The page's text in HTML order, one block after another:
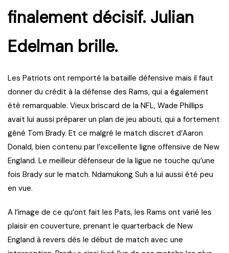
finalement décisif. Julian
Edelman brille.
Les Patriots ont remporté la bataille défensive mais il faut
donner du crédit à la défense des Rams, qui a également
été remarquable. Vieux briscard de la NFL, Wade Phillips
avait lui aussi préparer un plan de jeu abouti, qui a fortement
gêné Tom Brady. Et ce malgré le match discret d’Aaron
Donald, bien contenu par l’excellente ligne offensive de New
England. Le meilleur défenseur de la ligue ne touche qu’une
fois Brady sur le match. Ndamukong Suh a lui aussi été peu
en vue.
A l’image de ce qu’ont fait les Pats, les Rams ont varié les
plaisir en couverture, prenant le quarterback de New
England à revers dès le début de match avec une